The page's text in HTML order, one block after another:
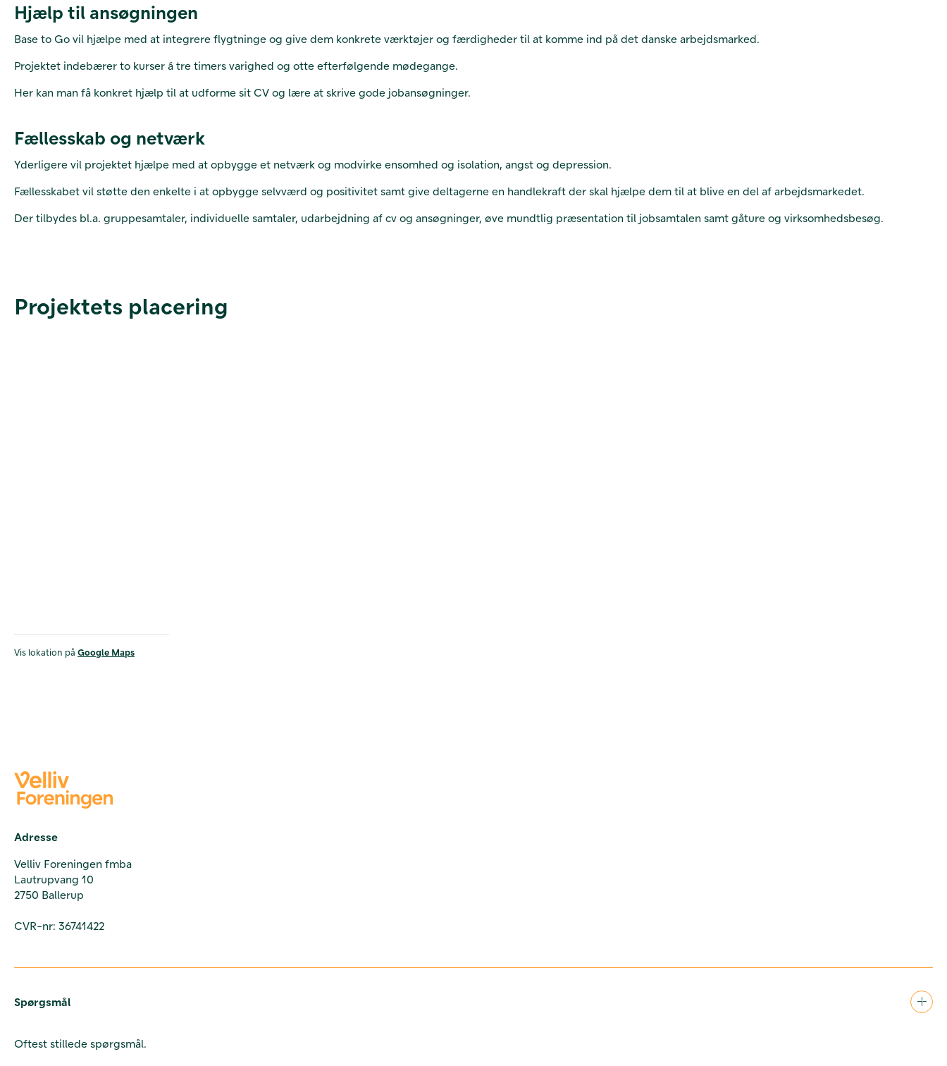
Hjælp til ansøgningen
Base to Go vil hjælpe med at integrere flygtninge og give dem konkrete værktøjer og færdigheder til at komme ind på det danske arbejdsmarked.
Projektet indebærer to kurser á tre timers varighed og otte efterfølgende mødegange.
Her kan man få konkret hjælp til at udforme sit CV og lære at skrive gode jobansøgninger.
Fællesskab og netværk
Yderligere vil projektet hjælpe med at opbygge et netværk og modvirke ensomhed og isolation, angst og depression.
Fællesskabet vil støtte den enkelte i at opbygge selvværd og positivitet samt give deltagerne en handlekraft der skal hjælpe dem til at blive en del af arbejdsmarkedet.
Der tilbydes bl.a. gruppesamtaler, individuelle samtaler, udarbejdning af cv og ansøgninger, øve mundtlig præsentation til jobsamtalen samt gåture og virksomhedsbesøg.
Projektets placering
Vis lokation på Google Maps
Adresse
Velliv Foreningen fmba
Lautrupvang 10
2750 Ballerup
CVR-nr: 36741422
Spørgsmål
Oftest stillede spørgsmål.